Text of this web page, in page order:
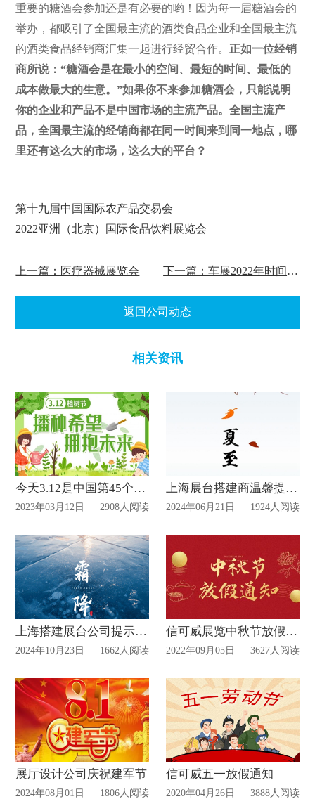
重要的糖酒会参加还是有必要的哟！因为每一届糖酒会的
举办，都吸引了全国最主流的酒类食品企业和全国最主流
的酒类食品经销商汇集一起进行经贸合作。 正如一位经销
商所说：“糖酒会是在最小的空间、最短的时间、最低的
成本做最大的生意。”如果你不来参加糖酒会，只能说明
你的企业和产品不是中国市场的主流产品。全国主流产
品，全国最主流的经销商都在同一时间来到同一地点，哪
里还有这么大的市场，这么大的平台？
第十九届中国国际农产品交易会
2022亚洲（北京）国际食品饮料展览会
上一篇：医疗器械展览会 下一篇：车展2022年时间表地点
返回公司动态
相关资讯
今天3.12是中国第45个植树节—展位搭建公司
2023年03月12日 2908人阅读
上海展台搭建商温馨提示今日是夏至
2024年06月21日 1924人阅读
上海搭建展台公司提示您—霜降
2024年10月23日 1662人阅读
信可威展览中秋节放假通知
2022年09月05日 3627人阅读
展厅设计公司庆祝建军节
2024年08月01日 1806人阅读
信可威五一放假通知
2020年04月26日 3888人阅读